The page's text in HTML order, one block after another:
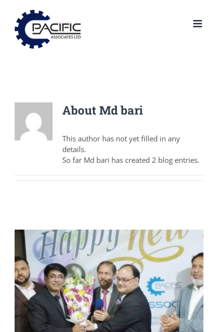
content
About Md bari
This author has not yet filled in any
details.
So far Md bari has created 2 blog entries.